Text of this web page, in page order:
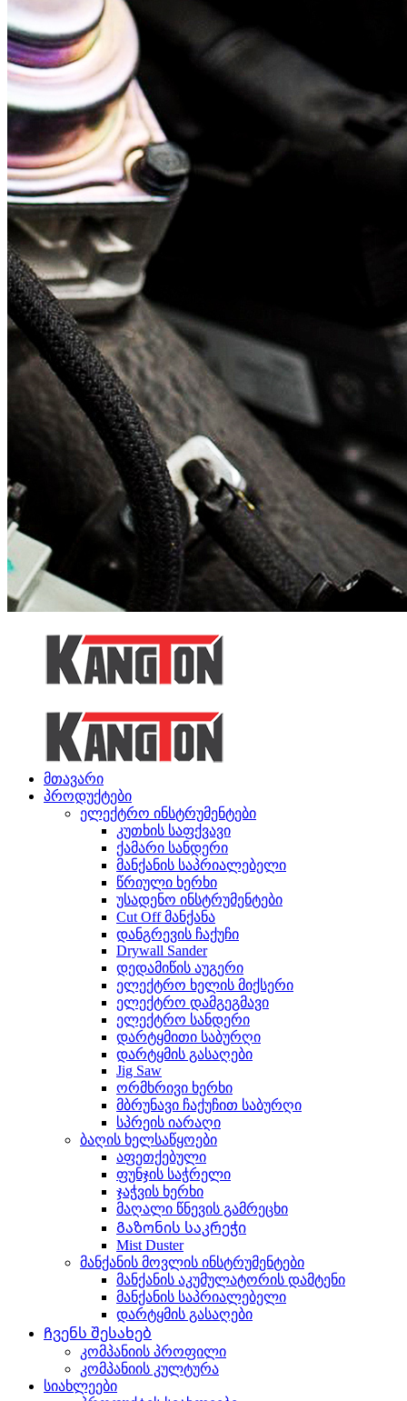
მთავარი
პროდუქტები
ელექტრო ინსტრუმენტები
კუთხის საფქვავი
ქამარი სანდერი
მანქანის საპრიალებელი
წრიული ხერხი
უსადენო ინსტრუმენტები
Cut Off მანქანა
დანგრევის ჩაქუჩი
Drywall Sander
დედამიწის აუგერი
ელექტრო ხელის მიქსერი
ელექტრო დამგეგმავი
ელექტრო სანდერი
დარტყმითი საბურღი
დარტყმის გასაღები
Jig Saw
ორმხრივი ხერხი
მბრუნავი ჩაქუჩით საბურღი
სპრეის იარაღი
ბაღის ხელსაწყოები
აფეთქებული
ფუნჯის საჭრელი
ჯაჭვის ხერხი
მაღალი წნევის გამრეცხი
Გაზონის საკრეჭი
Mist Duster
მანქანის მოვლის ინსტრუმენტები
მანქანის აკუმულატორის დამტენი
მანქანის საპრიალებელი
დარტყმის გასაღები
Ჩვენს შესახებ
კომპანიის პროფილი
კომპანიის კულტურა
სიახლეები